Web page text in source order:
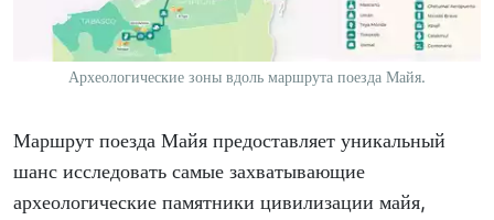
Археологические зоны вдоль маршрута поезда Майя.
Маршрут поезда Майя предоставляет уникальный
шанс исследовать самые захватывающие
археологические памятники цивилизации майя,